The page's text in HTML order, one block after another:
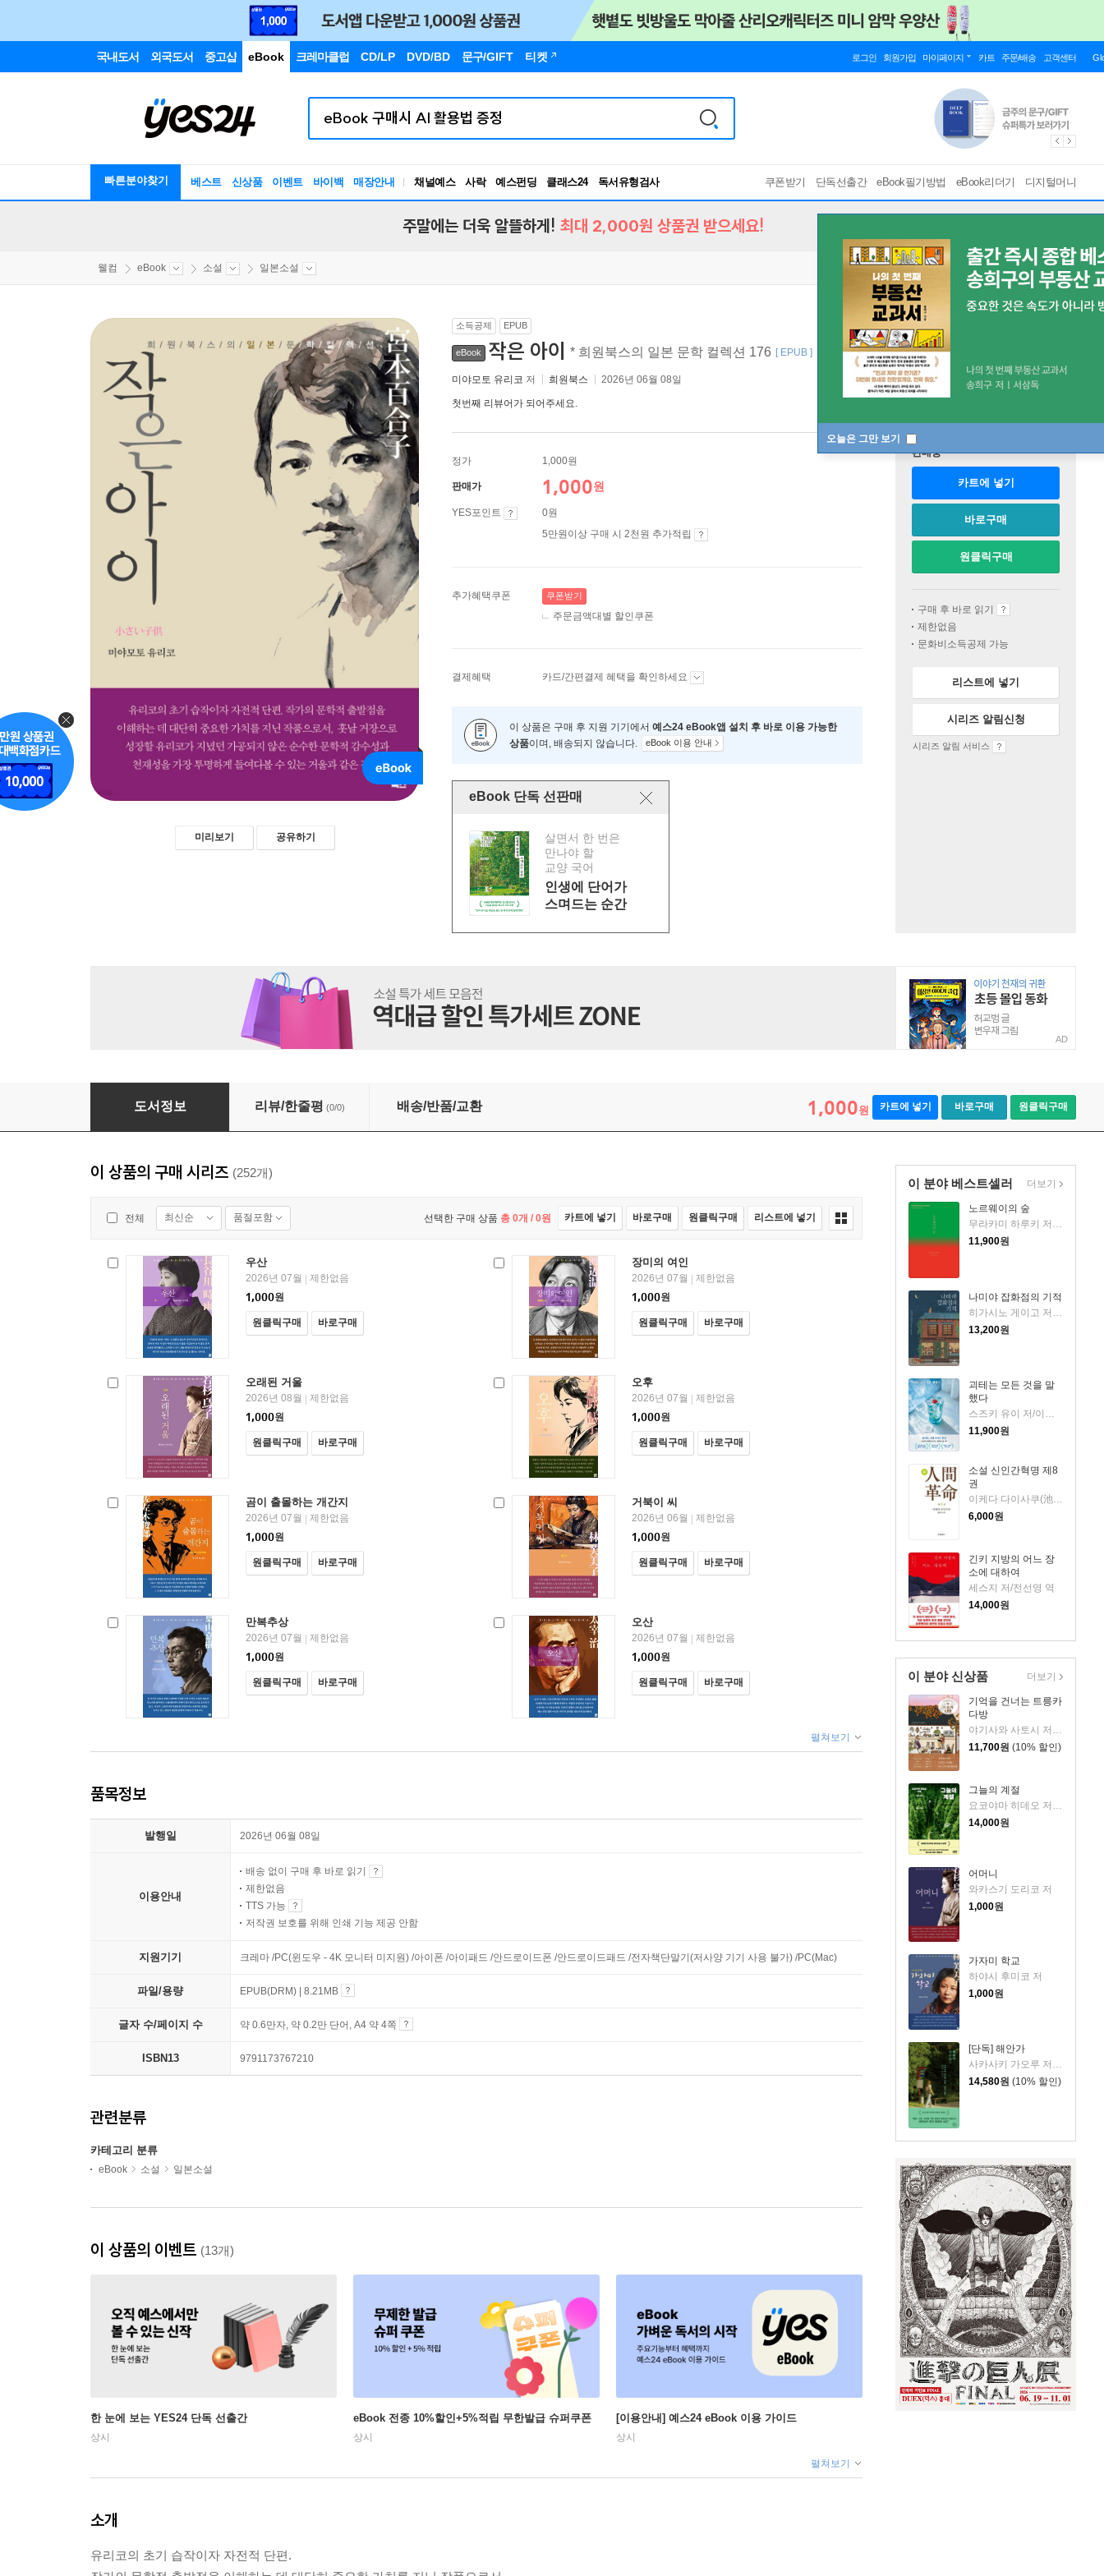
국내도서 외국도서 중고샵 eBook 크레마클럽 CD/LP DVD/BD 문구/GIFT 티켓 로그인 회원가입 마이페이지 카트 주문/배송 고객센터
빠른분야찾기 베스트 신상품 이벤트 바이백 매장안내 채널예스 사락 예스펀딩 클래스24
독서유형검사
RBTI Lab
쿠폰받기 단독선출간 eBook필기방법 eBook리더기 디지털머니
오늘은 그만 보기
주말에는 더욱 알뜰하게! 최대 2,000원 상품권 받으세요!
웰컴 eBook 소설 일본소설
미리보기 공유하기
소득공제 EPUB
eBook 작은 아이 * 희원북스의 일본 문학 컬렉션 176 [ EPUB ]
미야모토 유리코 저 희원북스 2026년 06월 08일
첫번째 리뷰어가 되어주세요.
정가 1,000원
판매가 1,000원
YES포인트
0원
5만원이상 구매 시 2천원 추가적립
추가혜택쿠폰 쿠폰받기
주문금액대별 할인쿠폰
결제혜택 카드/간편결제 혜택을 확인하세요
이 상품은 구매 후 지원 기기에서 예스24 eBook앱 설치 후 바로 이용 가능한
상품이며, 배송되지 않습니다. eBook 이용 안내
eBook 단독 선판매
살면서 한 번은
만나야 할
교양 국어
인생에 단어가
스며드는 순간
판매중
카트에 넣기
바로구매
원클릭구매
구매 후 바로 읽기
제한없음
문화비소득공제 가능
리스트에 넣기
시리즈 알림신청
시리즈 알림 서비스
AD
작은 아이
도서정보 리뷰/한줄평 (0/0) 배송/반품/교환 1,000원 카트에 넣기 바로구매 원클릭구매
이 분야 베스트셀러
노르웨이의 숲
11,900원
나미야 잡화점의 기적
13,200원
괴테는 모든 것을 말
했다
스즈키 유이 저/이지수 역
11,900원
소설 신인간혁명 제8
권
이케다 다이사쿠(池田大作) 저
6,000원
긴키 지방의 어느 장
소에 대하여
세스지 저/전선영 역
14,000원
더보기
이 분야 신상품
기억을 건너는 트릉카
다방
야기사와 사토시 저/임희선 역
11,700원 (10% 할인)
그늘의 계절
14,000원
어머니
와카스기 도리코 저
1,000원
가자미 학교
하야시 후미코 저
1,000원
[단독] 해안가
사카사키 가오루 저/원선미 역
14,580원 (10% 할인)
더보기
이 상품의 구매 시리즈 (252개)
전체 최신순 품절포함 선택한 구매 상품 총 0개 / 0원 카트에 넣기 바로구매 원클릭구매 리스트에 넣기
우산
2026년 07월 | 제한없음
1,000원
원클릭구매 바로구매
장미의 여인
2026년 07월 | 제한없음
1,000원
원클릭구매 바로구매
오래된 거울
2026년 08월 | 제한없음
1,000원
원클릭구매 바로구매
오후
2026년 07월 | 제한없음
1,000원
원클릭구매 바로구매
곰이 출몰하는 개간지
2026년 07월 | 제한없음
1,000원
원클릭구매 바로구매
거북이 씨
2026년 06월 | 제한없음
1,000원
원클릭구매 바로구매
만복추상
2026년 07월 | 제한없음
1,000원
원클릭구매 바로구매
오산
2026년 07월 | 제한없음
1,000원
원클릭구매 바로구매
펼쳐보기
품목정보
발행일 2026년 06월 08일
이용안내
배송 없이 구매 후 바로 읽기
제한없음
TTS 가능
저작권 보호를 위해 인쇄 기능 제공 안함
지원기기 크레마 /PC(윈도우 - 4K 모니터 미지원) /아이폰 /아이패드 /안드로이드폰 /안드로이드패드 /전자책단말기(저사양 기기 사용 불가) /PC(Mac)
파일/용량 EPUB(DRM) | 8.21MB
글자 수/페이지 수 약 0.6만자, 약 0.2만 단어, A4 약 4쪽
ISBN13 9791173767210
관련분류
카테고리 분류
eBook 소설 일본소설
이 상품의 이벤트 (13개)
한 눈에 보는 YES24 단독 선출간
상시
eBook 전종 10%할인+5%적립 무한발급 슈퍼쿠폰
상시
[이용안내] 예스24 eBook 이용 가이드
상시
펼쳐보기
소개
유리코의 초기 습작이자 자전적 단편.